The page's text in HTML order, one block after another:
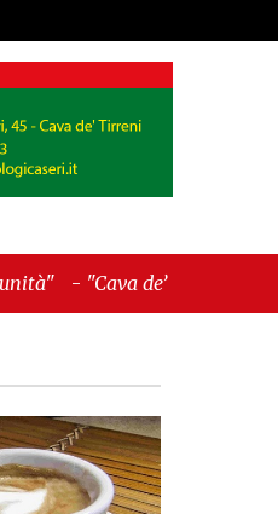
La Fratellanza